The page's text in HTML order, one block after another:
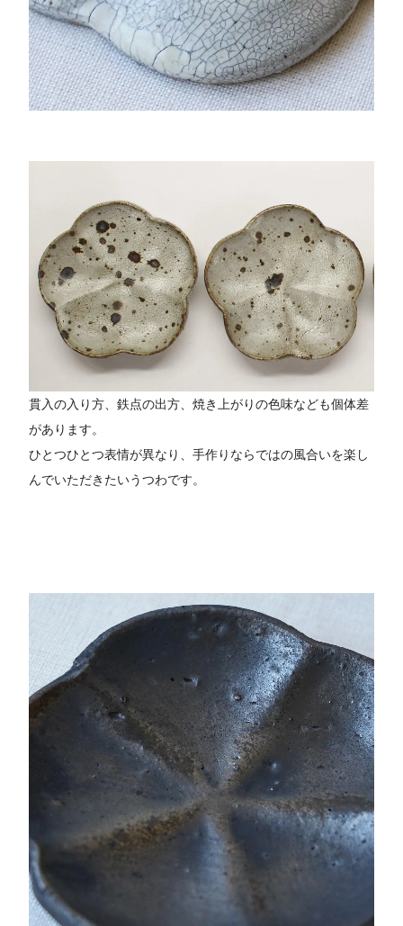
貫入の入り方、鉄点の出方、焼き上がりの色味なども個体差
があります。
ひとつひとつ表情が異なり、手作りならではの風合いを楽し
んでいただきたいうつわです。